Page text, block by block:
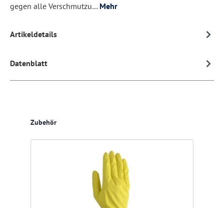
gegen alle Verschmutzu… Mehr
Artikeldetails
Datenblatt
Produktgalerie überspringen
Zubehör